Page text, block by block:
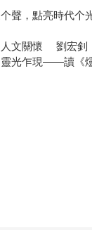
个聲，點亮時代
人文關懷 劉宏釗
光乍現——讀《